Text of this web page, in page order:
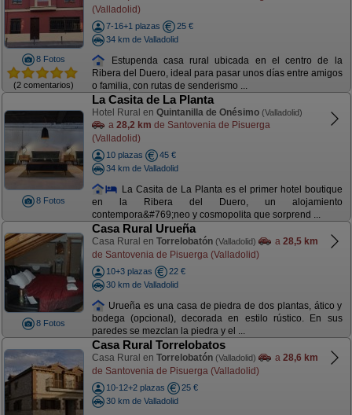
8 Fotos
(2 comentarios)
(Valladolid)
7-16+1 plazas
25 €
34 km de Valladolid
Estupenda casa rural ubicada en el centro de la
Ribera del Duero, ideal para pasar unos días entre amigos
o familia, con rutas de senderismo ...
8 Fotos
La Casita de La Planta
Hotel Rural en Quintanilla de Onésimo (Valladolid)
a 28,2 km de Santovenia de Pisuerga
(Valladolid)
10 plazas
45 €
34 km de Valladolid
La Casita de La Planta es el primer hotel boutique
en la Ribera del Duero, un alojamiento
contempora&#769;neo y cosmopolita que sorprend ...
8 Fotos
Casa Rural Urueña
Casa Rural en Torrelobatón (Valladolid) a 28,5 km
de Santovenia de Pisuerga (Valladolid)
10+3 plazas
22 €
30 km de Valladolid
Urueña es una casa de piedra de dos plantas, ático y
bodega (opcional), decorada en estilo rústico. En sus
paredes se mezclan la piedra y el ...
Casa Rural Torrelobatos
Casa Rural en Torrelobatón (Valladolid) a 28,6 km
de Santovenia de Pisuerga (Valladolid)
10-12+2 plazas
25 €
30 km de Valladolid